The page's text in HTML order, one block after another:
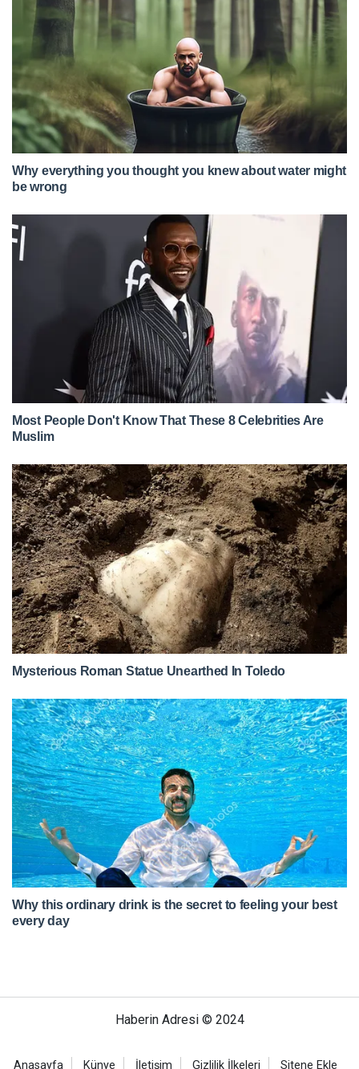
Haberin Adresi © 2024
Anasayfa Künye İletişim Gizlilik İlkeleri Sitene Ekle